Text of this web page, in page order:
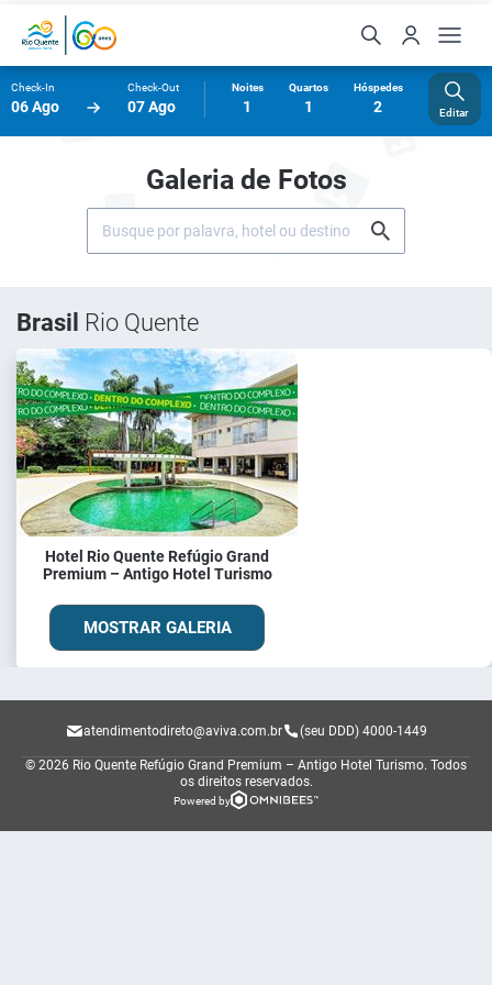
Check-In
06 Ago
Check-Out
07 Ago
Noites
1
Quartos
1
Hóspedes
2 Editar
Galeria de Fotos
Brasil Rio Quente
Hotel Rio Quente Refúgio Grand
Premium – Antigo Hotel Turismo
MOSTRAR GALERIA
atendimentodireto@aviva.com.br (seu DDD) 4000-1449
© 2026 Rio Quente Refúgio Grand Premium – Antigo Hotel Turismo. Todos
os direitos reservados.
Powered by